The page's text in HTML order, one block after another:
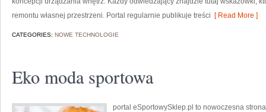
remontu własnej przestrzeni. Portal regularnie publikuje treści [ Read More ]
CATEGORIES: NOWE TECHNOLOGIE
Eko moda sportowa
portal eSportowySklep.pl to nowoczesna